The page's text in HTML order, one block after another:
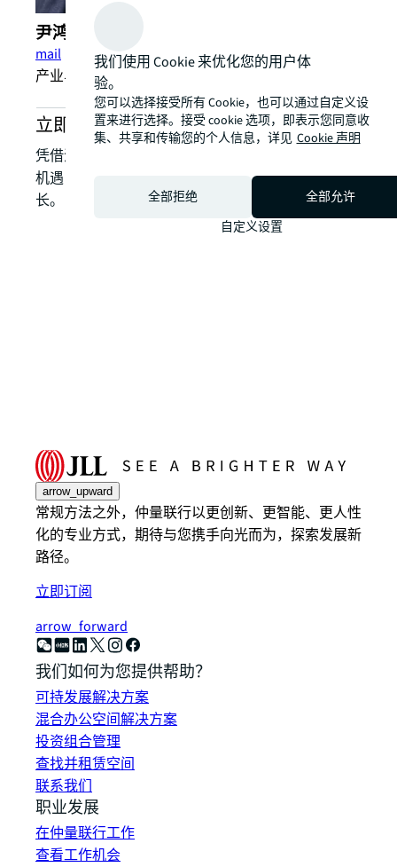
尹鸿 (Hong ​Yin)
mail
产业与物流服务部总监，中国区
立即咨询我们的产业与物流地产服务
凭借深厚的本土经验，助您将房地产挑战转化为战略
机遇，通过资产组合优化，实现价值提升与绩效增
长。
arrow_upward
常规方法之外，仲量联行以更创新、更智能、更人性
化的专业方式，期待与您携手向光而为，探索发展新
路径。
立即订阅
arrow_forward
我们如何为您提供帮助？
可持发展解决方案
混合办公空间解决方案
投资组合管理
查找并租赁空间
联系我们
职业发展
在仲量联行工作
查看工作机会
我们使用 Cookie 来优化您的用户体
验。
您可以选择接受所有 Cookie，也可以通过自定义设
置来进行选择。接受 cookie 选项，即表示您同意收
集、共享和传输您的个人信息，详见 Cookie 声明
全部拒绝
全部允许
自定义设置